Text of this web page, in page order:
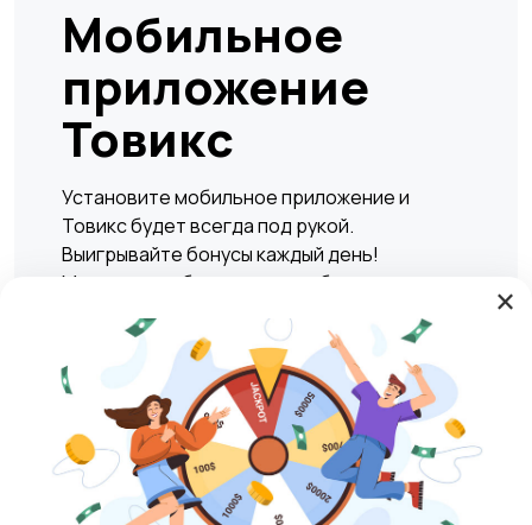
Мобильное
приложение
Товикс
Установите мобильное приложение и
Товикс будет всегда под рукой.
Выигрывайте бонусы каждый день!
Мгновенно и безопасно подбирать жилье,
сделки по покупке или продаже любых
товаров и услуг в любое удобное время.
Play Market RuStore
×